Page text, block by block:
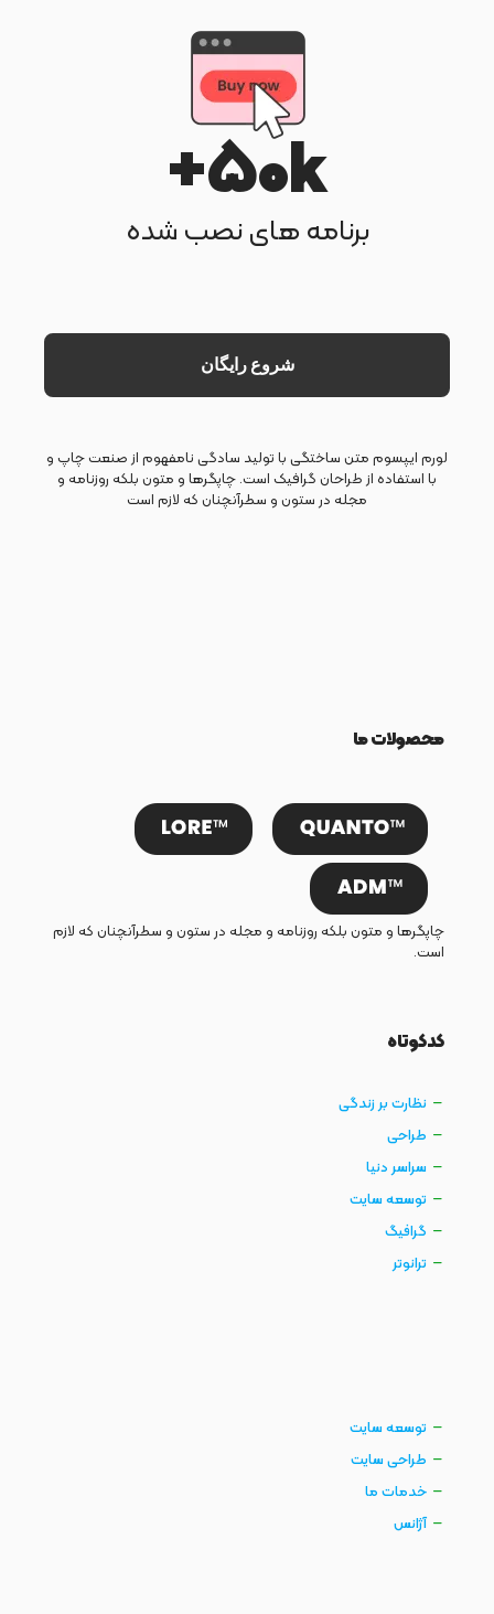
50k+
برنامه های نصب شده
شروع رایگان
لورم ایپسوم متن ساختگی با تولید سادگی نامفهوم از صنعت چاپ و
با استفاده از طراحان گرافیک است. چاپگرها و متون بلکه روزنامه و
مجله در ستون و سطرآنچنان که لازم است
محصولات ما
چاپگرها و متون بلکه روزنامه و مجله در ستون و سطرآنچنان که لازم
است.
کدکوتاه
نظارت بر زندگی
طراحی
سراسر دنیا
توسعه سایت
گرافیگ
ترانوتر
توسعه سایت
طراحی سایت
خدمات ما
آژانس